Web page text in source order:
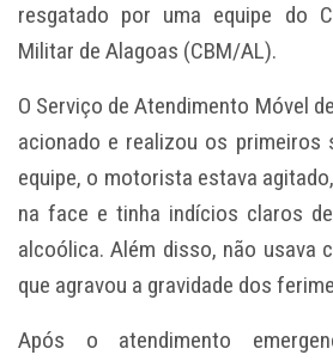
resgatado por uma equipe do
Militar de Alagoas (CBM/AL).
O Serviço de Atendimento Móvel
acionado e realizou os primeiros
equipe, o motorista estava
na face e tinha indícios claros
alcoólica. Além disso, não usava
que agravou a gravidade dos
Após o atendimento